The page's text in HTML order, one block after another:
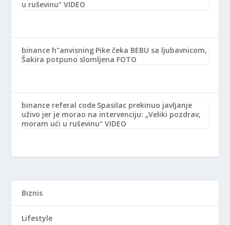
u ruševinu“ VIDEO
binance h"anvisning Pike čeka BEBU sa ljubavnicom,
Šakira potpuno slomljena FOTO
binance referal code Spasilac prekinuo javljanje
uživo jer je morao na intervenciju: „Veliki pozdrav,
moram ući u ruševinu“ VIDEO
Biznis
Lifestyle